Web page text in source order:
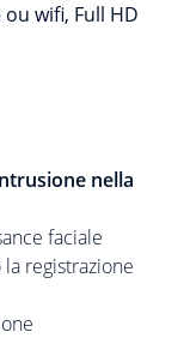
wifi, Full HD
nella
faciale
registrazione